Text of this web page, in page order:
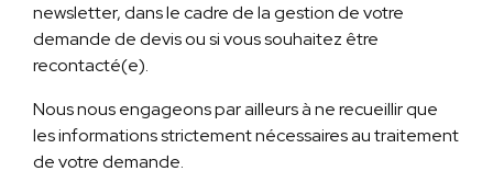
newsletter, dans le cadre de la gestion de votre
demande de devis ou si vous souhaitez être
recontacté(e).
Nous nous engageons par ailleurs à ne recueillir que
les informations strictement nécessaires au traitement
de votre demande.